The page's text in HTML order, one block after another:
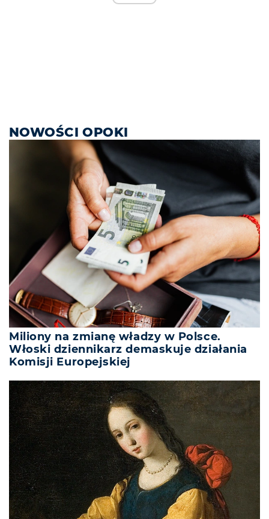
NOWOŚCI OPOKI
Miliony na zmianę władzy w Polsce.
Włoski dziennikarz demaskuje działania
Komisji Europejskiej